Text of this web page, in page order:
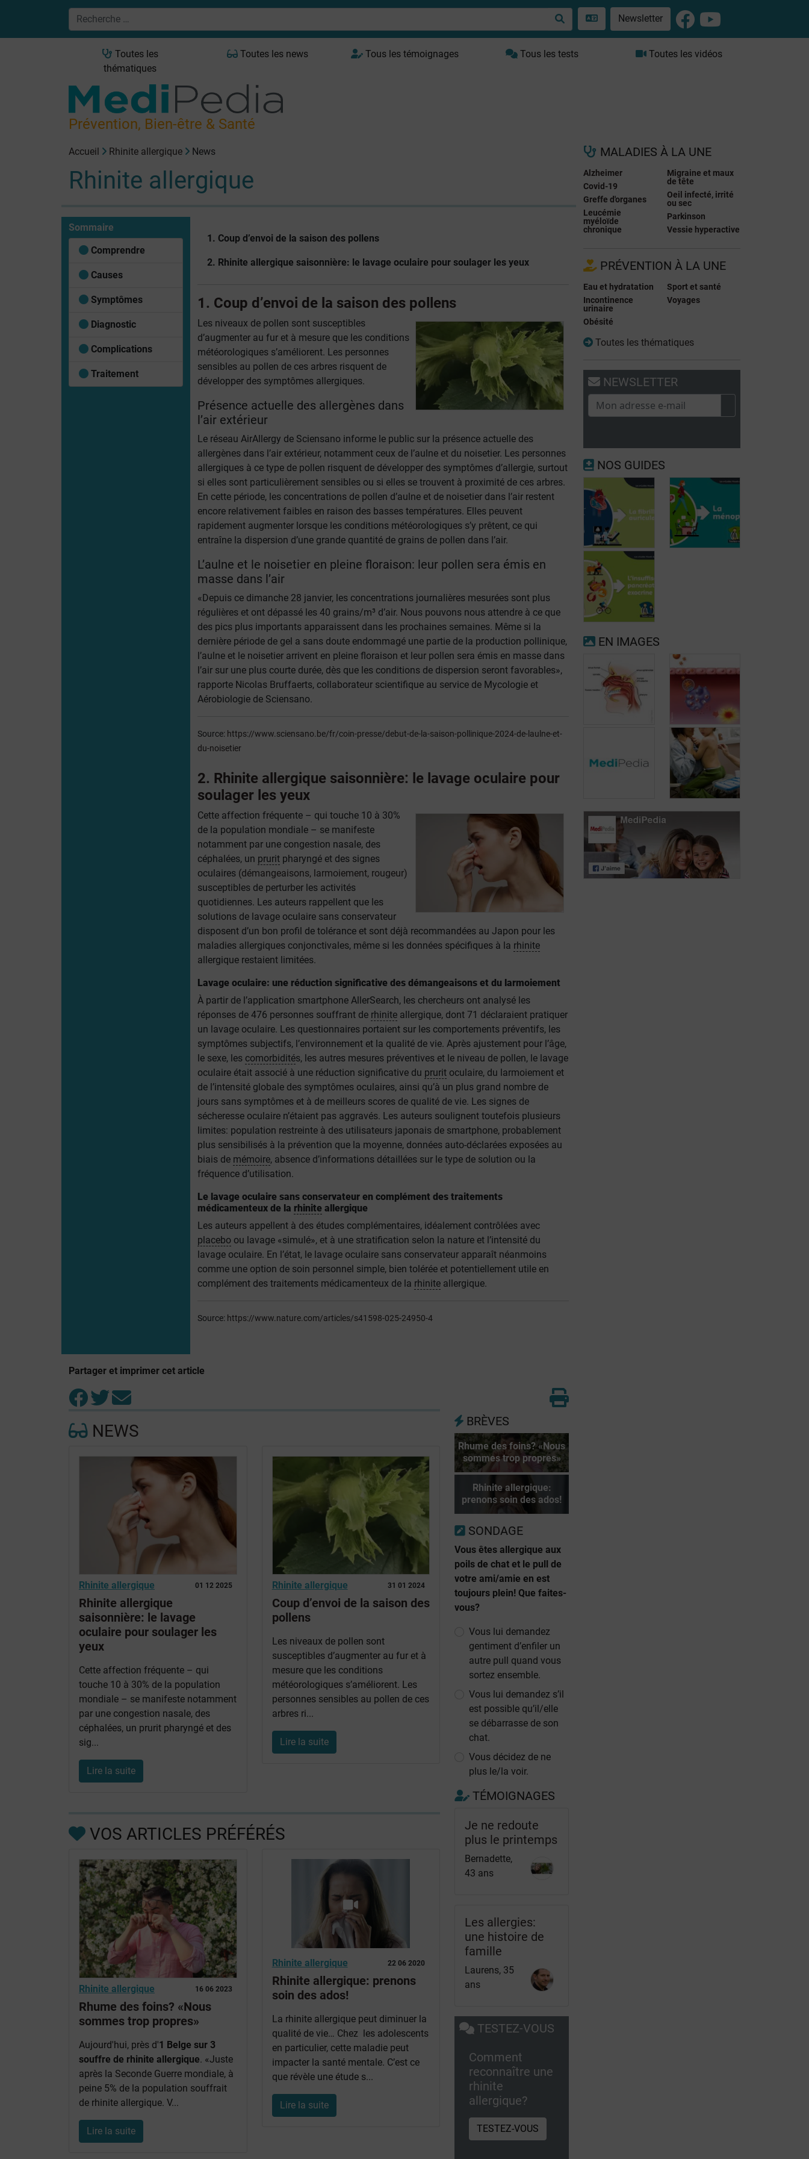
Newsletter
Toutes les
thématiques
Toutes les news Tous les témoignages Tous les tests Toutes les vidéos
Prévention, Bien-être & Santé
Accueil Rhinite allergique News
Rhinite allergique
Sommaire
Comprendre
Causes
Symptômes
Diagnostic
Complications
Traitement
1. Coup d’envoi de la saison des pollens
2. Rhinite allergique saisonnière: le lavage oculaire pour soulager les yeux
1. Coup d’envoi de la saison des pollens
Les niveaux de pollen sont susceptibles
d’augmenter au fur et à mesure que les conditions
météorologiques s’améliorent. Les personnes
sensibles au pollen de ces arbres risquent de
développer des symptômes allergiques.
Présence actuelle des allergènes dans
l’air extérieur
Le réseau AirAllergy de Sciensano informe le public sur la présence actuelle des
allergènes dans l’air extérieur, notamment ceux de l’aulne et du noisetier. Les personnes
allergiques à ce type de pollen risquent de développer des symptômes d’allergie, surtout
si elles sont particulièrement sensibles ou si elles se trouvent à proximité de ces arbres.
En cette période, les concentrations de pollen d’aulne et de noisetier dans l’air restent
encore relativement faibles en raison des basses températures. Elles peuvent
rapidement augmenter lorsque les conditions météorologiques s’y prêtent, ce qui
entraîne la dispersion d’une grande quantité de grains de pollen dans l’air.
L’aulne et le noisetier en pleine floraison: leur pollen sera émis en
masse dans l’air
«Depuis ce dimanche 28 janvier, les concentrations journalières mesurées sont plus
régulières et ont dépassé les 40 grains/m³ d’air. Nous pouvons nous attendre à ce que
des pics plus importants apparaissent dans les prochaines semaines. Même si la
dernière période de gel a sans doute endommagé une partie de la production pollinique,
l’aulne et le noisetier arrivent en pleine floraison et leur pollen sera émis en masse dans
l’air sur une plus courte durée, dès que les conditions de dispersion seront favorables»,
rapporte Nicolas Bruffaerts, collaborateur scientifique au service de Mycologie et
Aérobiologie de Sciensano.
Source: https://www.sciensano.be/fr/coin-presse/debut-de-la-saison-pollinique-2024-de-laulne-et-
du-noisetier
2. Rhinite allergique saisonnière: le lavage oculaire pour
soulager les yeux
Cette affection fréquente – qui touche 10 à 30%
de la population mondiale – se manifeste
notamment par une congestion nasale, des
céphalées, un pruritpharyngé et des signes
oculaires (démangeaisons, larmoiement, rougeur)
susceptibles de perturber les activités
quotidiennes. Les auteurs rappellent que les
solutions de lavage oculaire sans conservateur
disposent d’un bon profil de tolérance et sont déjà recommandées au Japon pour les
maladies allergiques conjonctivales, même si les données spécifiques à la rhinite
allergique restaient limitées.
Lavage oculaire: une réduction significative des démangeaisons et du larmoiement
À partir de l’application smartphone AllerSearch, les chercheurs ont analysé les
réponses de 476 personnes souffrant de rhiniteallergique, dont 71 déclaraient pratiquer
un lavage oculaire. Les questionnaires portaient sur les comportements préventifs, les
symptômes subjectifs, l’environnement et la qualité de vie. Après ajustement pour l’âge,
le sexe, les comorbidités, les autres mesures préventives et le niveau de pollen, le lavage
oculaire était associé à une réduction significative du pruritoculaire, du larmoiement et
de l’intensité globale des symptômes oculaires, ainsi qu’à un plus grand nombre de
jours sans symptômes et à de meilleurs scores de qualité de vie. Les signes de
sécheresse oculaire n’étaient pas aggravés. Les auteurs soulignent toutefois plusieurs
limites: population restreinte à des utilisateurs japonais de smartphone, probablement
plus sensibilisés à la prévention que la moyenne, données auto-déclarées exposées au
biais de mémoire, absence d’informations détaillées sur le type de solution ou la
fréquence d’utilisation.
Le lavage oculaire sans conservateur en complément des traitements
médicamenteux de la rhiniteallergique
Les auteurs appellent à des études complémentaires, idéalement contrôlées avec
placeboou lavage «simulé», et à une stratification selon la nature et l’intensité du
lavage oculaire. En l’état, le lavage oculaire sans conservateur apparaît néanmoins
comme une option de soin personnel simple, bien tolérée et potentiellement utile en
complément des traitements médicamenteux de la rhiniteallergique.
Source: https://www.nature.com/articles/s41598-025-24950-4
Partager et imprimer cet article
NEWS
01 12 2025
Rhinite allergique
Rhinite allergique
saisonnière: le lavage
oculaire pour soulager les
yeux
Cette affection fréquente – qui
touche 10 à 30% de la population
mondiale – se manifeste notamment
par une congestion nasale, des
céphalées, un prurit pharyngé et des
sig...
Lire la suite
31 01 2024
Rhinite allergique
Coup d’envoi de la saison des
pollens
Les niveaux de pollen sont
susceptibles d’augmenter au fur et à
mesure que les conditions
météorologiques s’améliorent. Les
personnes sensibles au pollen de ces
arbres ri...
Lire la suite
VOS ARTICLES PRÉFÉRÉS
16 06 2023
Rhinite allergique
Rhume des foins? «Nous
sommes trop propres»
Aujourd'hui, près d'1 Belge sur 3
souffre de rhinite allergique. «Juste
après la Seconde Guerre mondiale, à
peine 5% de la population souffrait
de rhinite allergique. V...
Lire la suite
22 06 2020
Rhinite allergique
Rhinite allergique: prenons
soin des ados!
La rhinite allergique peut diminuer la
qualité de vie… Chez les adolescents
en particulier, cette maladie peut
impacter la santé mentale. C’est ce
que révèle une étude s...
Lire la suite
BRÈVES
Rhume des foins? «Nous
sommes trop propres»
Rhinite allergique:
prenons soin des ados!
SONDAGE
Vous êtes allergique aux
poils de chat et le pull de
votre ami/amie en est
toujours plein! Que faites-
vous?
Vous lui demandez
gentiment d’enfiler un
autre pull quand vous
sortez ensemble.
Vous lui demandez s’il
est possible qu’il/elle
se débarrasse de son
chat.
Vous décidez de ne
plus le/la voir.
TÉMOIGNAGES
Je ne redoute
plus le printemps
Bernadette,
43 ans
Les allergies:
une histoire de
famille
Laurens, 35
ans
TESTEZ-VOUS
Comment
reconnaître une
rhinite
allergique?
TESTEZ-VOUS
MALADIES À LA UNE
Alzheimer
Covid-19
Greffe d'organes
Leucémie
myéloïde
chronique
Migraine et maux
de tête
Oeil infecté, irrité
ou sec
Parkinson
Vessie hyperactive
PRÉVENTION À LA UNE
Eau et hydratation
Incontinence
urinaire
Obésité
Sport et santé
Voyages
Toutes les thématiques
NEWSLETTER
NOS GUIDES
Fibrillation
auriculaire
Insuffisance
pancréatique
exocrine
EN IMAGES
Qu'est-ce que la
rhinite
allergique?
La rhinite
allergique en
chiffres
Les méthodes
diagnostiques